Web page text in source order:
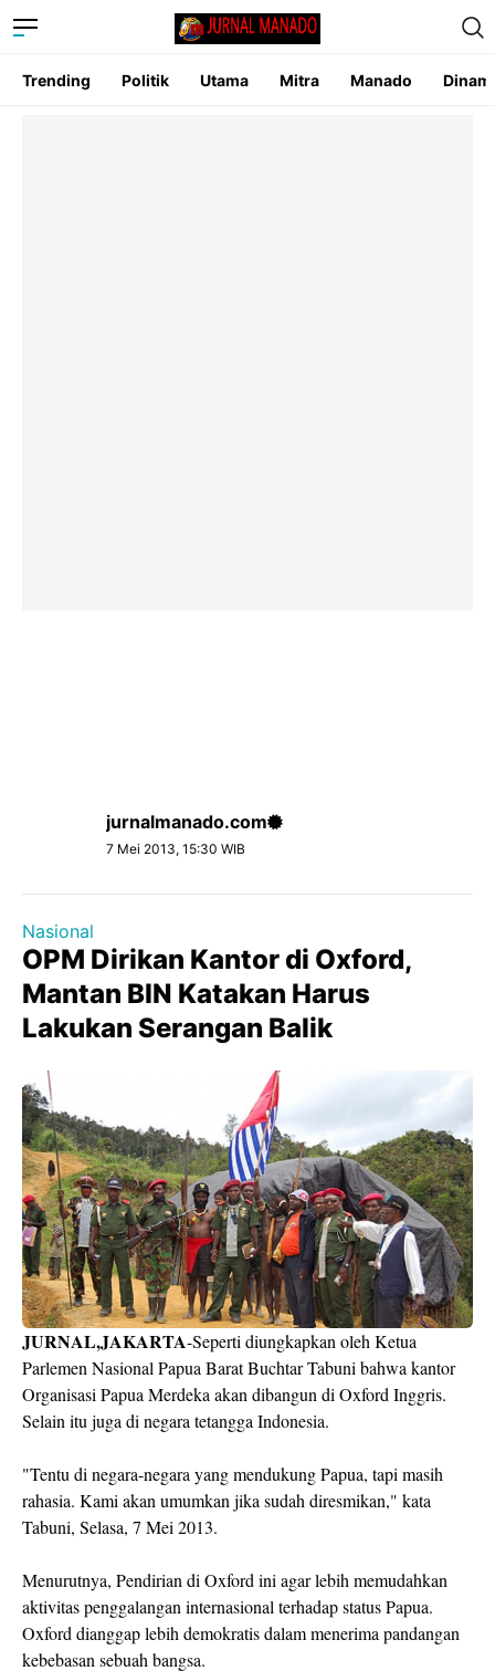
Trending Politik Utama Mitra Manado
jurnalmanado.com
7 Mei 2013, 15:30 WIB
Nasional
OPM Dirikan Kantor di Oxford,
Mantan BIN Katakan Harus
Lakukan Serangan Balik
JURNAL,JAKARTA-Seperti diungkapkan oleh Ketua
Parlemen Nasional Papua Barat Buchtar Tabuni bahwa kantor
Organisasi Papua Merdeka akan dibangun di Oxford Inggris.
Selain itu juga di negara tetangga Indonesia.
"Tentu di negara-negara yang mendukung Papua, tapi masih
rahasia. Kami akan umumkan jika sudah diresmikan," kata
Tabuni, Selasa, 7 Mei 2013.
Menurutnya, Pendirian di Oxford ini agar lebih memudahkan
aktivitas penggalangan internasional terhadap status Papua.
Oxford dianggap lebih demokratis dalam menerima pandangan
kebebasan sebuah bangsa.